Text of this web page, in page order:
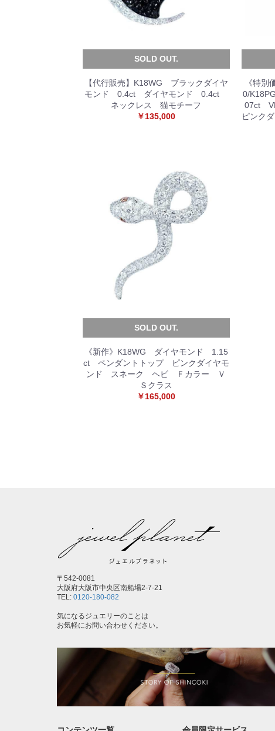
SOLD OUT.
【代行販売】K18WG ブラックダイヤ
モンド 0.4ct ダイヤモンド 0.4ct
ネックレス 猫モチーフ
￥135,000
《特別
0/
07ct
ピンク
SOLD OUT.
《新作》K18WG ダイヤモンド 1.15
ct ペンダントトップ ピンクダイヤモ
ンド スネーク ヘビ Ｆカラー Ｖ
Ｓクラス
￥165,000
〒542-0081
大阪府大阪市中央区南船場2-7-21
TEL: 0120-180-082
気になるジュエリーのことは
お気軽にお問い合わせください。